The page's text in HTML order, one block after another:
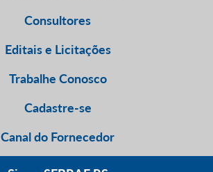
Consultores
Editais e Licitações
Trabalhe Conosco
Cadastre-se
Canal do Fornecedor